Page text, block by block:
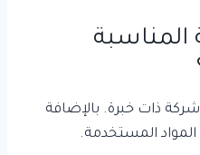
المناسبة
ذات خبرة. بالإضافة
المستخدمة.